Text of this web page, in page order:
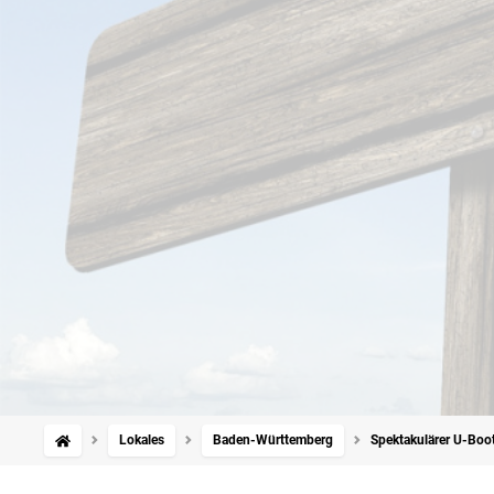
Lokales Baden-Württemberg Spektakulärer U-